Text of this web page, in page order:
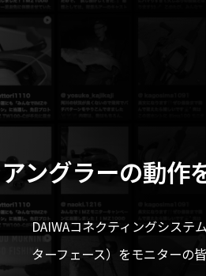
アングラーの動作
DAIWAコネクティングシステ
ターフェース）をモニターの